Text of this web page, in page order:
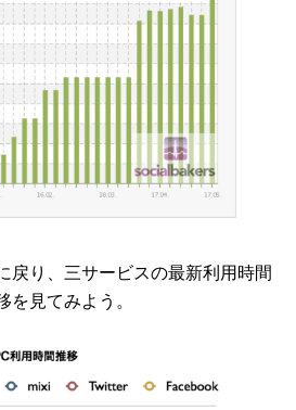
戻り、三サービスの最新利用時間
を見てみよう。